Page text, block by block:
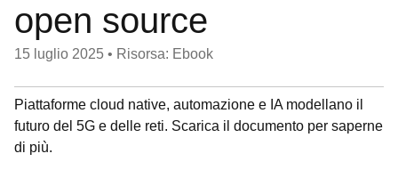
open source
15 luglio 2025 • Risorsa: Ebook
Piattaforme cloud native, automazione e IA modellano il
futuro del 5G e delle reti. Scarica il documento per saperne
di più.